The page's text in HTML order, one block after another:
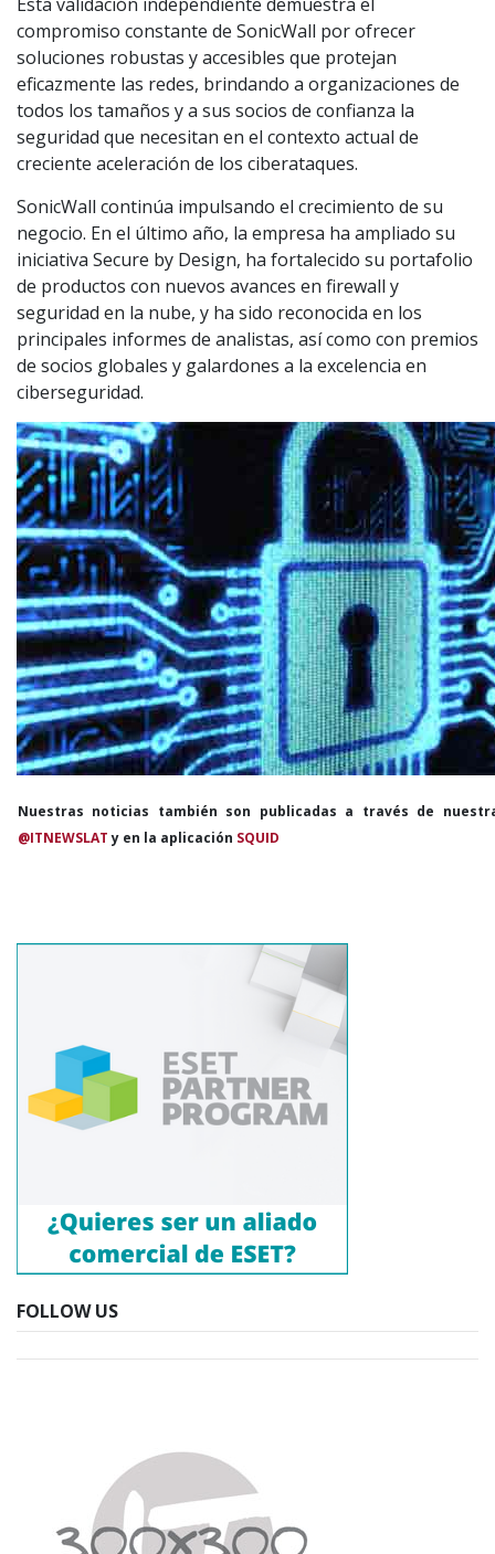
compromiso constante de SonicWall por ofrecer
soluciones robustas y accesibles que protejan
eficazmente las redes, brindando a organizaciones de
todos los tamaños y a sus socios de confianza la
seguridad que necesitan en el contexto actual de
creciente aceleración de los ciberataques.
SonicWall continúa impulsando el crecimiento de su
negocio. En el último año, la empresa ha ampliado su
iniciativa Secure by Design, ha fortalecido su portafolio
de productos con nuevos avances en firewall y
seguridad en la nube, y ha sido reconocida en los
principales informes de analistas, así como con premios
de socios globales y galardones a la excelencia en
ciberseguridad.
Nuestras noticias también son publicadas a través de
@ITNEWSLATy en la aplicación SQUID
FOLLOW US